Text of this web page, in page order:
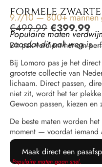
formele
9.7/10 — 800+ mannen
€499.99 €399.99
Populaire maten
voordat dit pak weg is.
Dit pak verdient het om
Bij Lomoro pas je het
grootste collectie van
lichaam. Direct passen,
niet zit, wordt het ter
Gewoon passen, kiezen
De beste maten worden
moment — voordat iemand
Maak direct een
Populaire maten gaan snel.